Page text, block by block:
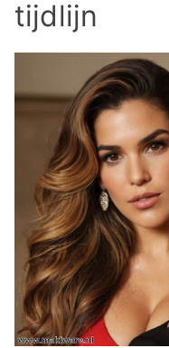
tijdlijn